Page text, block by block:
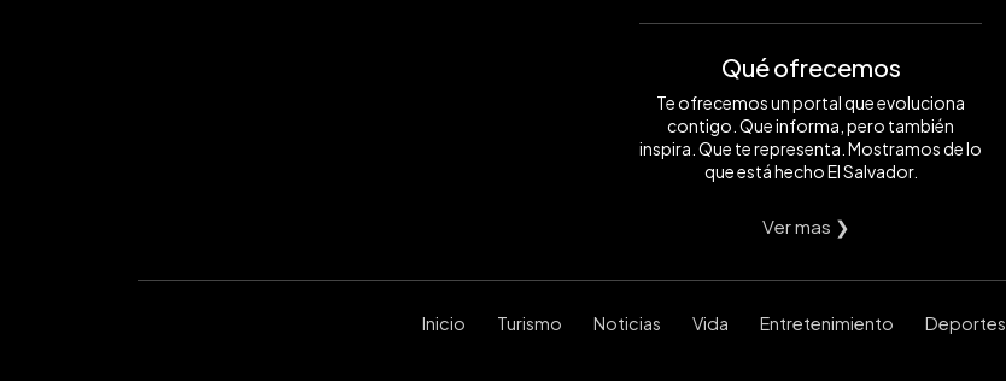
Qué ofrecemos
Te ofrecemos un portal que evoluciona
contigo. Que informa, pero también
inspira. Que te representa. Mostramos de lo
que está hecho El Salvador.
Ver mas ❯
Inicio Turismo Noticias Vida Entretenimiento Deportes